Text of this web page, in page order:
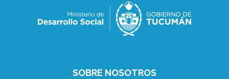
SOBRE NOSOTROS